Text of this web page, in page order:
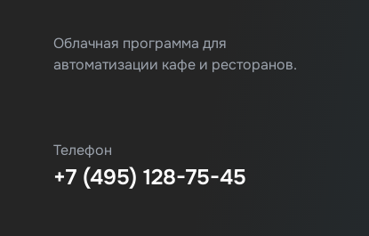
Облачная программа для
автоматизации кафе и ресторанов.
Телефон
+7 (495) 128-75-45